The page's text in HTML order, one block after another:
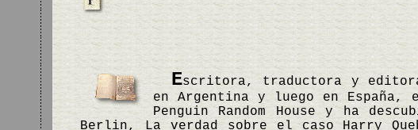
Escritora, traductora y
en Argentina y luego en
Penguin Random House y ha
Berlin, La verdad sobre el caso Harry